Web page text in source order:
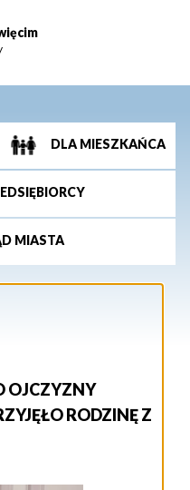
DLA MIESZKAŃCA
MIASTA
OJCZYZNY
RODZINĘ Z